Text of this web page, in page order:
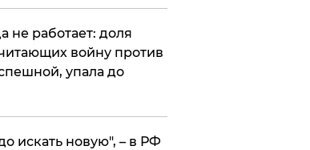
не работает: доля
войну против
упала до
искать новую", – в РФ